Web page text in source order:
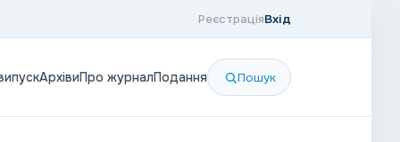
РеєстраціяВхід
АрхівиПро журналПодання Пошук